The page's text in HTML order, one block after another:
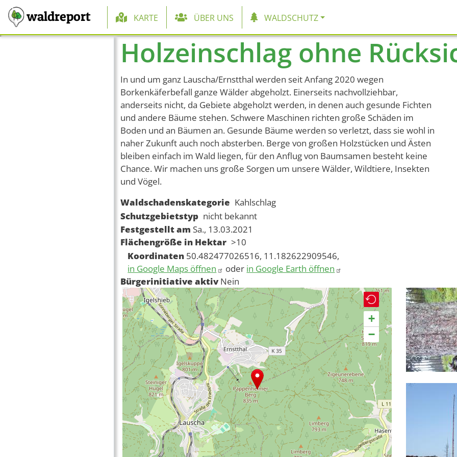
waldreport Hauptnavigation
KARTE ÜBER UNS WALDSCHUTZ
Holzeinschlag ohne
In und um ganz Lauscha/Ernstthal werden seit Anfang 2020 wegen
Borkenkäferbefall ganze Wälder abgeholzt. Einerseits nachvollziehbar,
anderseits nicht, da Gebiete abgeholzt werden, in denen auch gesunde Fichten
und andere Bäume stehen. Schwere Maschinen richten große Schäden im
Boden und an Bäumen an. Gesunde Bäume werden so verletzt, dass sie wohl in
naher Zukunft auch noch absterben. Berge von großen Holzstücken und Ästen
bleiben einfach im Wald liegen, für den Anflug von Baumsamen besteht keine
Chance. Wir machen uns große Sorgen um unsere Wälder, Wildtiere, Insekten
und Vögel.
Waldschadenskategorie Kahlschlag
Schutzgebietstyp nicht bekannt
Festgestellt am Sa., 13.03.2021
Flächengröße in Hektar >10
Koordinaten 50.482477026516, 11.182622909546,
in Google Maps öffnen
oder in Google Earth öffnen
Bürgerinitiative aktiv Nein
+
−